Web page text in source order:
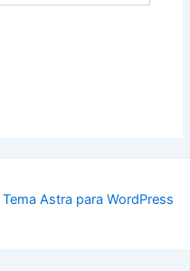
Tema Astra para WordPress